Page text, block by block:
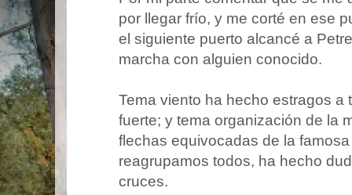
por llegar frío, y me corté en ese
el siguiente puerto alcancé a
marcha con alguien conocido.
Tema viento ha hecho estragos
fuerte; y tema organización de la
flechas equivocadas de la
reagrupamos todos, ha hecho
cruces.